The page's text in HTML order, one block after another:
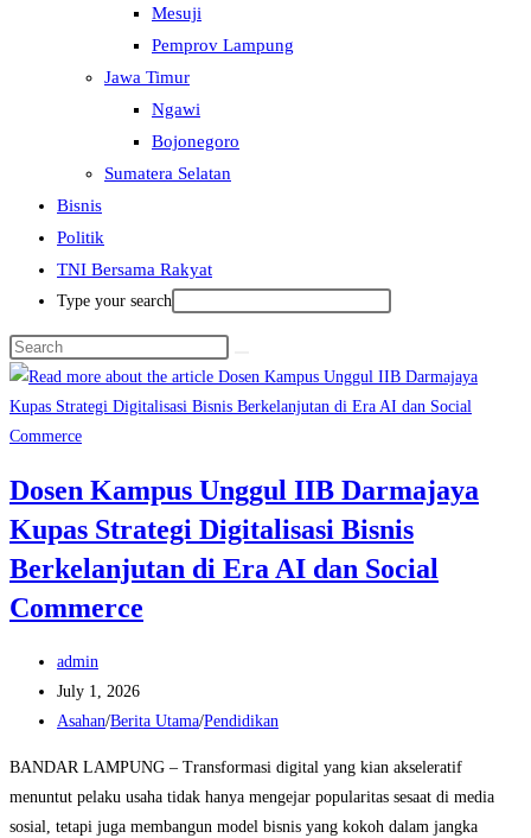
Mesuji
Pemprov Lampung
Jawa Timur
Ngawi
Bojonegoro
Sumatera Selatan
Bisnis
Politik
TNI Bersama Rakyat
Type your search
Dosen Kampus Unggul IIB Darmajaya
Kupas Strategi Digitalisasi Bisnis
Berkelanjutan di Era AI dan Social
Commerce
Post
author:
admin
Post
published:
July 1, 2026
Post
Asahan/Berita Utama/Pendidikan
BANDAR LAMPUNG – Transformasi digital yang kian akseleratif
menuntut pelaku usaha tidak hanya mengejar popularitas sesaat di media
sosial, tetapi juga membangun model bisnis yang kokoh dalam jangka